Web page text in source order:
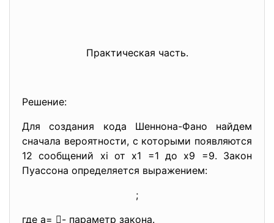
Практическая часть.
Решение:
Для создания кода Шеннона-Фано найдем
сначала вероятности, с которыми появляются
12 сообщений xi от x1 =1 до x9 =9. Закон
Пуассона определяется выражением:
;
где а= - параметр закона.